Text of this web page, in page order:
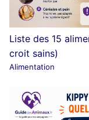
Liste des 15
croit sains)
Alimentation